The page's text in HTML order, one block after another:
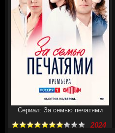
Сериал: За семью печатями
2024